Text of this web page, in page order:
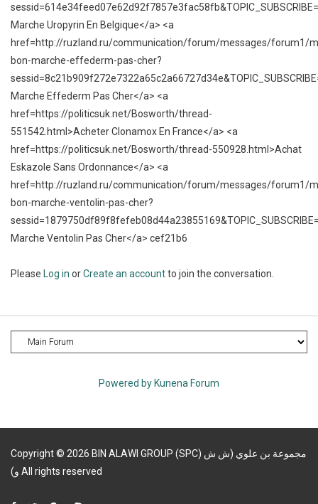
Marche Uropyrin En Belgique</a> <a
href=http://ruzland.ru/communication/forum/messages/forum1/
bon-marche-effederm-pas-cher?
Marche Effederm Pas Cher</a> <a
href=https://politicsuk.net/Bosworth/thread-
551542.html>Acheter Clonamox En France</a> <a
href=https://politicsuk.net/Bosworth/thread-550928.html>Achat
Eskazole Sans Ordonnance</a> <a
href=http://ruzland.ru/communication/forum/messages/forum1/
bon-marche-ventolin-pas-cher?
Marche Ventolin Pas Cher</a> cef21b6
Please Log in orCreate an accountto join the conversation.
Powered by Kunena Forum
Copyright© 2026 BIN ALAWI GROUP (SPC) مجموعة بن علوي (ش ش
و) All rights reserved